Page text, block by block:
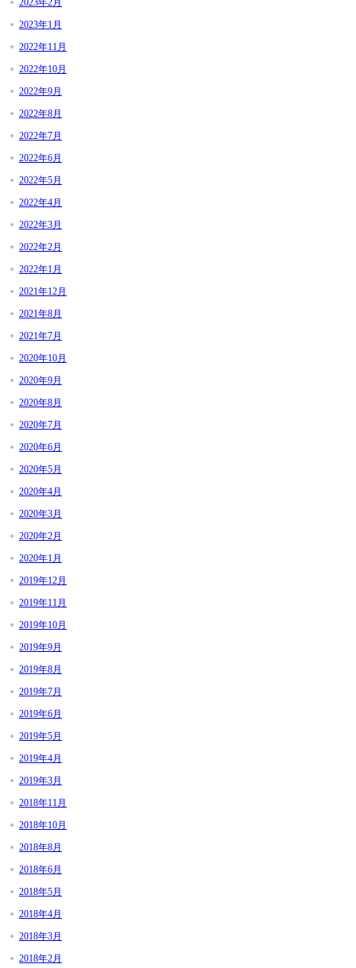
2023年2月
2023年1月
2022年11月
2022年10月
2022年9月
2022年8月
2022年7月
2022年6月
2022年5月
2022年4月
2022年3月
2022年2月
2022年1月
2021年12月
2021年8月
2021年7月
2020年10月
2020年9月
2020年8月
2020年7月
2020年6月
2020年5月
2020年4月
2020年3月
2020年2月
2020年1月
2019年12月
2019年11月
2019年10月
2019年9月
2019年8月
2019年7月
2019年6月
2019年5月
2019年4月
2019年3月
2018年11月
2018年10月
2018年8月
2018年6月
2018年5月
2018年4月
2018年3月
2018年2月